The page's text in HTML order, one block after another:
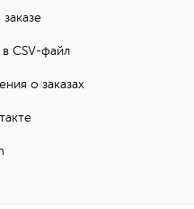
CSV-файл
о заказах